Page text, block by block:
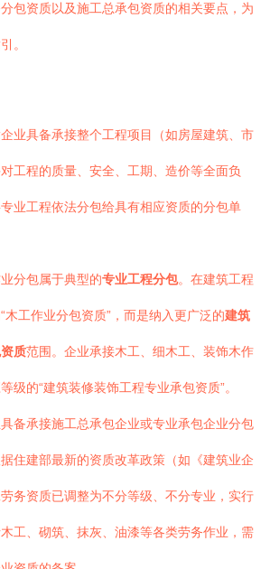
包资质以及施工总承包资质的相关要点，为
。
企业具备承接整个工程项目（如房屋建筑、市
工程的质量、安全、工期、造价等全面负
业工程依法分包给具有相应资质的分包单
业分包属于典型的专业工程分包。在建筑工程
木工作业分包资质”，而是纳入更广泛的建筑
质范围。企业承接木工、细木工、装饰木作
级的“建筑装修装饰工程专业承包资质”。
具备承接施工总承包企业或专业承包企业分包
住建部最新的资质改革政策（如《建筑业企
务资质已调整为不分等级、不分专业，实行
工、砌筑、抹灰、油漆等各类劳务作业，需